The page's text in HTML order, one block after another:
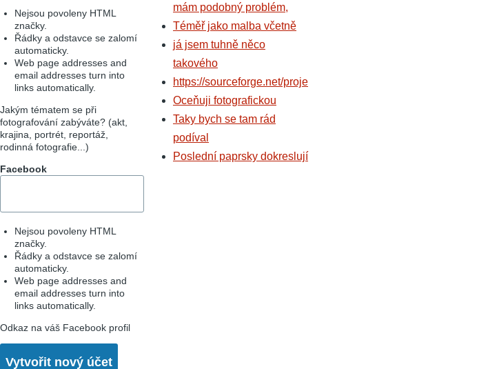
Nejsou povoleny HTML
značky.
Řádky a odstavce se zalomí
automaticky.
Web page addresses and
email addresses turn into
links automatically.
Jakým tématem se při
fotografování zabýváte? (akt,
krajina, portrét, reportáž,
rodinná fotografie...)
Facebook
Nejsou povoleny HTML
značky.
Řádky a odstavce se zalomí
automaticky.
Web page addresses and
email addresses turn into
links automatically.
Odkaz na váš Facebook profil
mám podobný problém,
Téměř jako malba včetně
já jsem tuhně něco
takového
https://sourceforge.net/proje
Oceňuji fotografickou
Taky bych se tam rád
podíval
Poslední paprsky dokreslují